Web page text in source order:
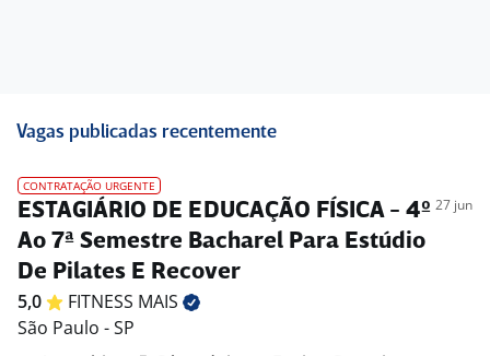
Vagas publicadas recentemente
CONTRATAÇÃO URGENTE
ESTAGIÁRIO DE EDUCAÇÃO FÍSICA - 4º
Ao 7ª Semestre Bacharel Para Estúdio
De Pilates E Recover
27 jun
5,0 FITNESS MAIS
São Paulo - SP